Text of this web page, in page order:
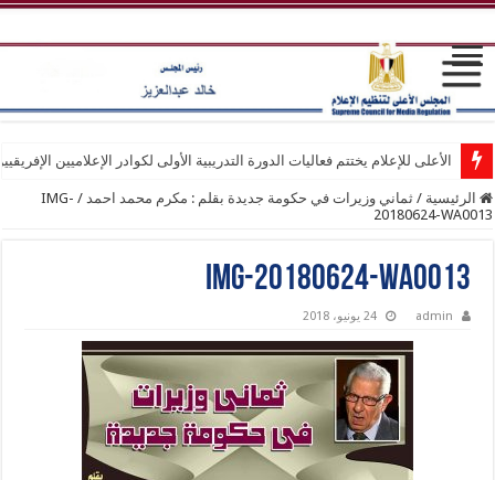
الأعلى للإعلام يختتم فعاليات الدورة التدريبية الأولى لكوادر الإعلاميين
الرئيسية / ثماني وزيرات في حكومة جديدة بقلم : مكرم محمد احمد /
IMG-
20180624-WA0013
IMG-20180624-WA0013
admin 24 يونيو، 2018